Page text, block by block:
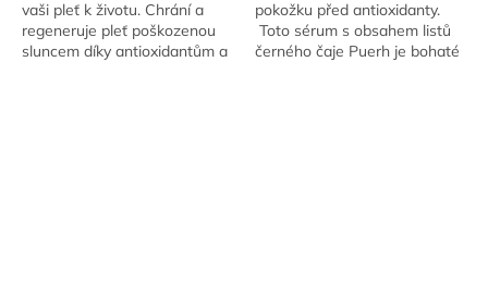
5
hvězdiček.
vaši pleť k životu. Chrání a
regeneruje pleť poškozenou
sluncem díky antioxidantům a
5
hvězdiček.
pokožku před antioxidanty.
Toto sérum s obsahem listů
černého čaje Puerh je bohaté